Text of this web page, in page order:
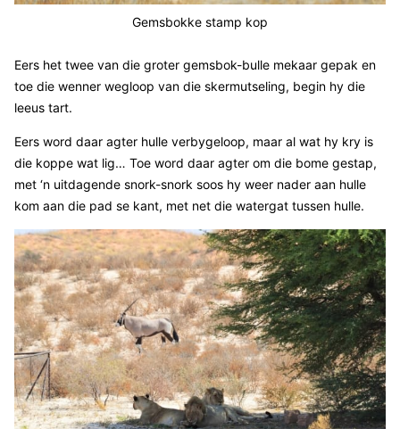
Gemsbokke stamp kop
Eers het twee van die groter gemsbok-bulle mekaar gepak en
toe die wenner wegloop van die skermutseling, begin hy die
leeus tart.
Eers word daar agter hulle verbygeloop, maar al wat hy kry is
die koppe wat lig… Toe word daar agter om die bome gestap,
met ‘n uitdagende snork-snork soos hy weer nader aan hulle
kom aan die pad se kant, met net die watergat tussen hulle.